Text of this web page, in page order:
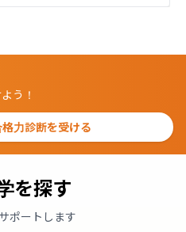
う！
力診断を受ける
を探す
ポートします